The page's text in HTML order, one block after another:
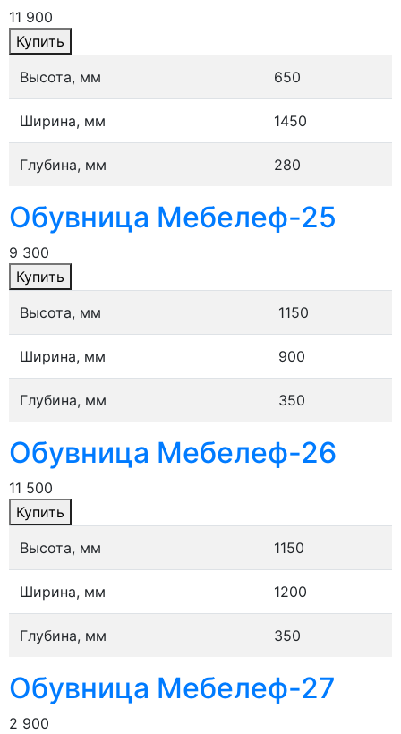
11 900
Купить
Высота, мм
650
Ширина, мм 1450
Глубина, мм 280
Обувница Мебелеф-25
9 300
Купить
Высота, мм
1150
Ширина, мм 900
Глубина, мм 350
Обувница Мебелеф-26
11 500
Купить
Высота, мм
1150
Ширина, мм 1200
Глубина, мм 350
Обувница Мебелеф-27
2 900